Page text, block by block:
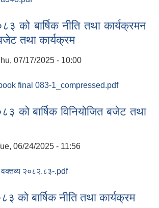
को बार्षिक नीति तथा कार्यक्रमन
तथा कार्यक्रम
07/17/2025 - 10:00
final 083-1_compressed.pdf
बजेट तथा कार्यक्रम
को बार्षिक विनियोजित बजेट तथा
06/24/2025 - 11:56
२०८२.८३-.pdf
को बार्षिक नीति तथा कार्यक्रम